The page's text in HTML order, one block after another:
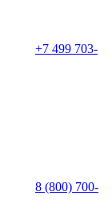
+7 499 703-
8 (800) 700-